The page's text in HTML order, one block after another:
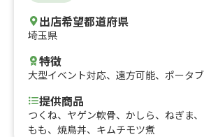
出店希望都道府県
埼玉県
特徴
大型イベント対応、 遠方可能、 ポータ
提供商品
つくね、ヤゲン軟骨、かしら、ねぎま、
もも、焼鳥丼、キムチモツ煮